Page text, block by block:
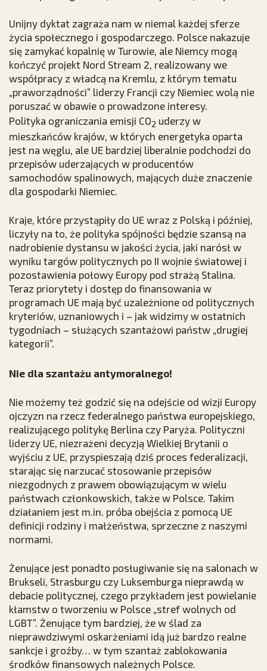
Unijny dyktat zagraża nam w niemal każdej sferze
życia społecznego i gospodarczego. Polsce nakazuje
się zamykać kopalnię w Turowie, ale Niemcy mogą
kończyć projekt Nord Stream 2, realizowany we
współpracy z władcą na Kremlu, z którym tematu
„praworządności” liderzy Francji czy Niemiec wolą nie
poruszać w obawie o prowadzone interesy.
Polityka ograniczania emisji CO2 uderzy w
mieszkańców krajów, w których energetyka oparta
jest na węglu, ale UE bardziej liberalnie podchodzi do
przepisów uderzających w producentów
samochodów spalinowych, mających duże znaczenie
dla gospodarki Niemiec.
Kraje, które przystąpiły do UE wraz z Polską i później,
liczyły na to, że polityka spójności będzie szansą na
nadrobienie dystansu w jakości życia, jaki narósł w
wyniku targów politycznych po II wojnie światowej i
pozostawienia połowy Europy pod strażą Stalina.
Teraz priorytety i dostęp do finansowania w
programach UE mają być uzależnione od politycznych
kryteriów, uznaniowych i – jak widzimy w ostatnich
tygodniach – służących szantażowi państw „drugiej
kategorii”.
Nie dla szantażu antymoralnego!
Nie możemy też godzić się na odejście od wizji Europy
ojczyzn na rzecz federalnego państwa europejskiego,
realizującego politykę Berlina czy Paryża. Polityczni
liderzy UE, niezrażeni decyzją Wielkiej Brytanii o
wyjściu z UE, przyspieszają dziś proces federalizacji,
starając się narzucać stosowanie przepisów
niezgodnych z prawem obowiązującym w wielu
państwach członkowskich, także w Polsce. Takim
działaniem jest m.in. próba obejścia z pomocą UE
definicji rodziny i małżeństwa, sprzeczne z naszymi
normami.
Żenujące jest ponadto posługiwanie się na salonach w
Brukseli, Strasburgu czy Luksemburga nieprawdą w
debacie politycznej, czego przykładem jest powielanie
kłamstw o tworzeniu w Polsce „stref wolnych od
LGBT”. Żenujące tym bardziej, że w ślad za
nieprawdziwymi oskarżeniami idą już bardzo realne
sankcje i groźby… w tym szantaż zablokowania
środków finansowych należnych Polsce.